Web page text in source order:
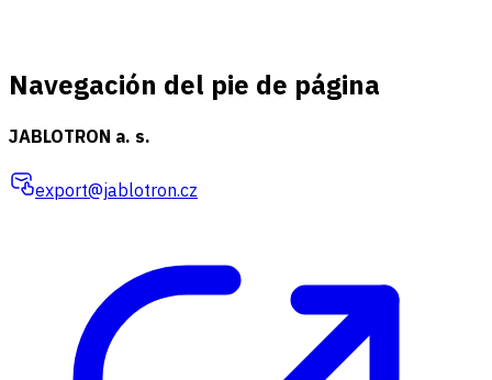
Navegación del pie de página
JABLOTRON a. s.
export@jablotron.cz